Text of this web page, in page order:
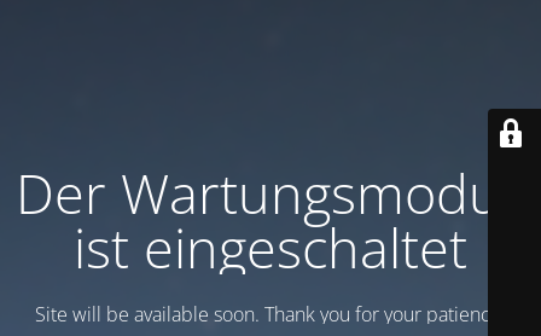
Der Wartungsmodus
ist eingeschaltet
Site will be available soon. Thank you for your patience!